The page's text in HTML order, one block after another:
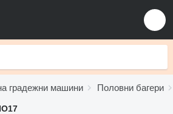
градежни машини Половни багери